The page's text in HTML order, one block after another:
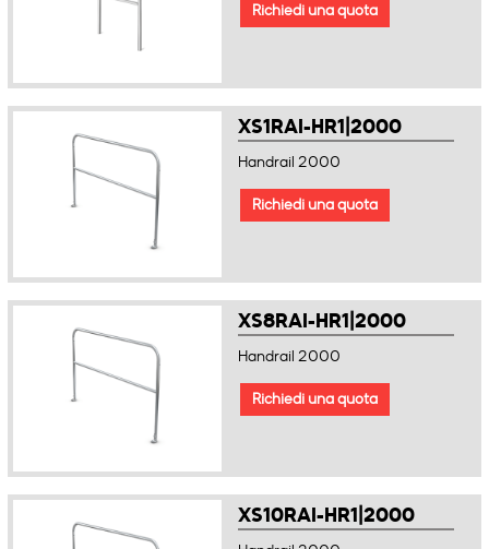
Richiedi una quota
XS1RAI-HR1|2000
Handrail 2000
Richiedi una quota
XS8RAI-HR1|2000
Handrail 2000
Richiedi una quota
XS10RAI-HR1|2000